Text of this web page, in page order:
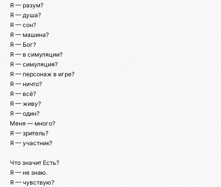
Я — разум?
Я — душа?
Я — сон?
Я — машина?
Я — Бог?
Я — в симуляции?
Я — симуляция?
Я — персонаж в игре?
Я — ничто?
Я — всё?
Я — живу?
Я — один?
Меня — много?
Я — зритель?
Я — участник?
Что значит Есть?
Я — не знаю.
Я — чувствую?